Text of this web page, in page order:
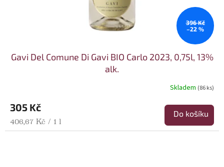
396 Kč
–22 %
Gavi Del Comune Di Gavi BIO Carlo 2023, 0,75l, 13%
alk.
Skladem (86 ks)
305 Kč
Měrná cena:
406,67 Kč / 1 l
Do košíku